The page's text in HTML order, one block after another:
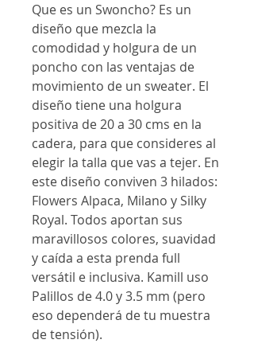
Que es un Swoncho? Es un
diseño que mezcla la
comodidad y holgura de un
poncho con las ventajas de
movimiento de un sweater. El
diseño tiene una holgura
positiva de 20 a 30 cms en la
cadera, para que consideres al
elegir la talla que vas a tejer. En
este diseño conviven 3 hilados:
Flowers Alpaca, Milano y Silky
Royal. Todos aportan sus
maravillosos colores, suavidad
y caída a esta prenda full
versátil e inclusiva. Kamill uso
Palillos de 4.0 y 3.5 mm (pero
eso dependerá de tu muestra
de tensión).